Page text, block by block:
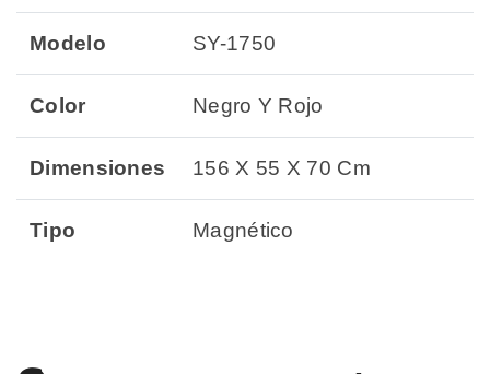
Modelo SY-1750
Color Negro Y Rojo
Dimensiones 156 X 55 X 70 Cm
Tipo Magnético